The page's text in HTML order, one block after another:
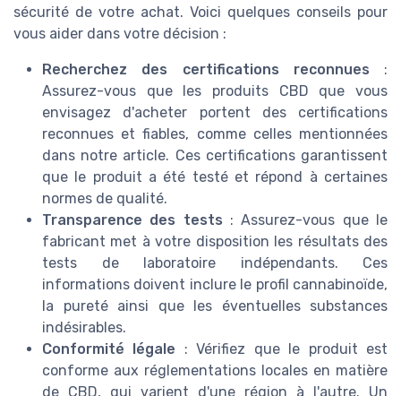
sécurité de votre achat. Voici quelques conseils pour
vous aider dans votre décision :
Recherchez des certifications reconnues :
Assurez-vous que les produits CBD que vous
envisagez d'acheter portent des certifications
reconnues et fiables, comme celles mentionnées
dans notre article. Ces certifications garantissent
que le produit a été testé et répond à certaines
normes de qualité.
Transparence des tests : Assurez-vous que le
fabricant met à votre disposition les résultats des
tests de laboratoire indépendants. Ces
informations doivent inclure le profil cannabinoïde,
la pureté ainsi que les éventuelles substances
indésirables.
Conformité légale : Vérifiez que le produit est
conforme aux réglementations locales en matière
de CBD, qui varient d'une région à l'autre. Un